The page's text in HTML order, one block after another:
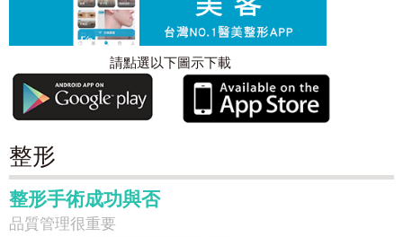
請點選以下圖示下載
整形
整形手術成功與否
品質管理很重要